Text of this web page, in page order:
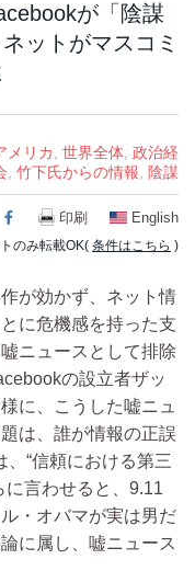
が「陰謀
ットがマスコミ
メリカ, 世界全体, 政治経
, 竹下氏からの情報, 陰謀
Facebook
印刷 English
のみ転載OK( 条件はこちら )
が効かず、ネット情
に危機感を持った支
ニュースとして排除
の設立者ザッ
に、こうした嘘ニュ
は、誰が情報の正誤
“信頼における第三
に言わせると、9.11
・オバマが実は男だ
に属し、嘘ニュース